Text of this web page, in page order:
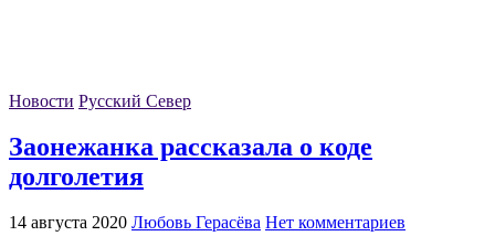
Новости Русский Север
Заонежанка рассказала о коде
долголетия
14 августа 2020 Любовь Герасёва Нет комментариев